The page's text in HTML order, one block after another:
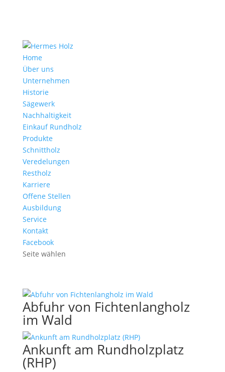
Home
Über uns
Unternehmen
Historie
Sägewerk
Nachhaltigkeit
Einkauf Rundholz
Produkte
Schnittholz
Veredelungen
Restholz
Karriere
Offene Stellen
Ausbildung
Service
Kontakt
Facebook
Seite wählen
Abfuhr von Fichtenlangholz
im Wald
Ankunft am Rundholzplatz
(RHP)